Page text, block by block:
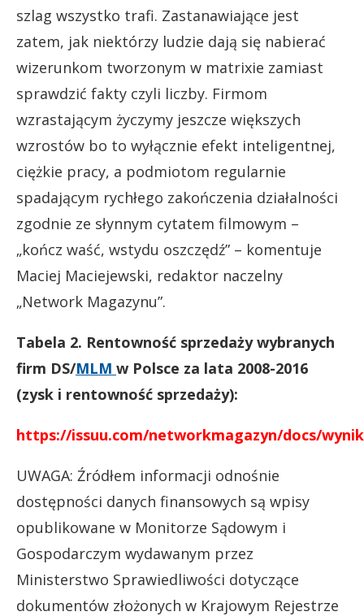
szlag wszystko trafi. Zastanawiające jest
zatem, jak niektórzy ludzie dają się nabierać
wizerunkom tworzonym w matrixie zamiast
sprawdzić fakty czyli liczby. Firmom
wzrastającym życzymy jeszcze większych
wzrostów bo to wyłącznie efekt inteligentnej,
ciężkie pracy, a podmiotom regularnie
spadającym rychłego zakończenia działalności
zgodnie ze słynnym cytatem filmowym –
„kończ waść, wstydu oszczędź” – komentuje
Maciej Maciejewski, redaktor naczelny
„Network Magazynu”.
Tabela 2. Rentowność sprzedaży wybranych
firm DS/MLM w Polsce za lata 2008-2016
(zysk i rentowność sprzedaży):
https://issuu.com/networkmagazyn/docs/
UWAGA: Źródłem informacji odnośnie
dostępności danych finansowych są wpisy
opublikowane w Monitorze Sądowym i
Gospodarczym wydawanym przez
Ministerstwo Sprawiedliwości dotyczące
dokumentów złożonych w Krajowym Rejestrze